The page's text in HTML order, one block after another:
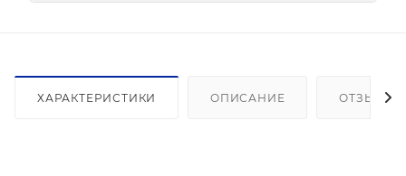
ХАРАКТЕРИСТИКИ ОПИСАНИЕ ОТЗЫВЫ